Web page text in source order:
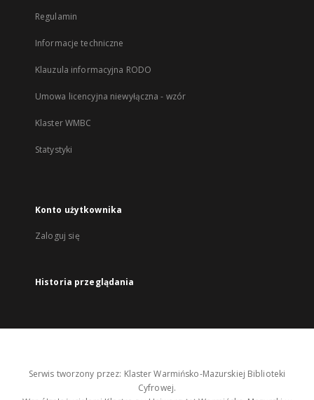
Regulamin
Informacje techniczne
Klauzula informacyjna RODO
Umowa licencyjna niewyłączna - wzór
Klaster WMBC
Statystyki
Konto użytkownika
Zaloguj się
Historia przeglądania
Serwis tworzony przez: Klaster Warmińsko-Mazurskiej Biblioteki
Cyfrowej.